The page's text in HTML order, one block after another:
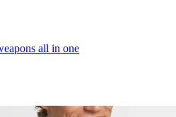
all in one